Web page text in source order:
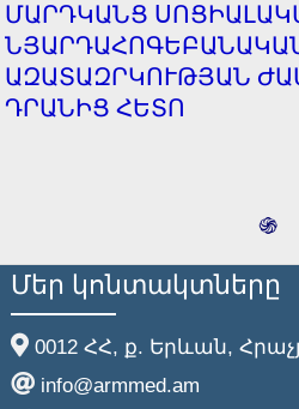
ՄԱՐԴԿԱՆՑ
ԱԶԱՏԱԶՐԿՈՒԹՅԱՆ
ԴՐԱՆԻՑ ՀԵՏՈ
֍
Մեր կոնտակտները
0012 ՀՀ, ք. Երևան,
info@armmed.am